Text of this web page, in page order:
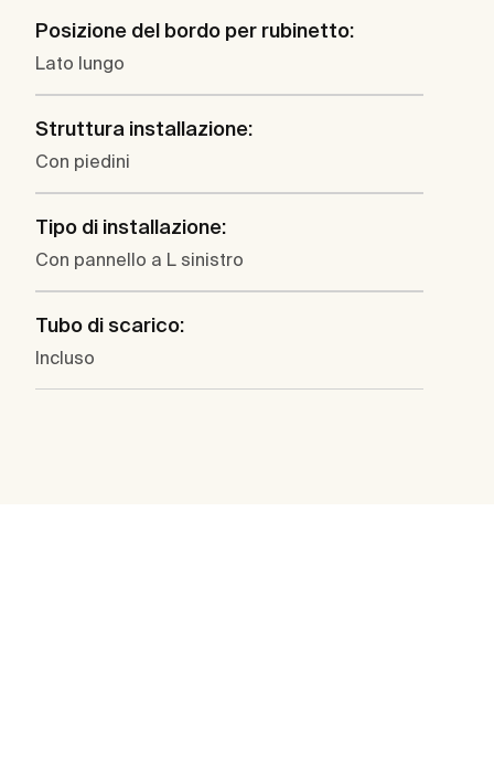
Posizione del bordo per rubinetto:
Lato lungo
Struttura installazione:
Con piedini
Tipo di installazione:
Con pannello a L sinistro
Tubo di scarico:
Incluso